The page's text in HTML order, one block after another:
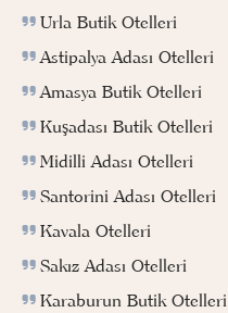
Urla Butik Otelleri
Astipalya Adası Otelleri
Amasya Butik Otelleri
Kuşadası Butik Otelleri
Midilli Adası Otelleri
Santorini Adası Otelleri
Kavala Otelleri
Sakız Adası Otelleri
Karaburun Butik Otelleri